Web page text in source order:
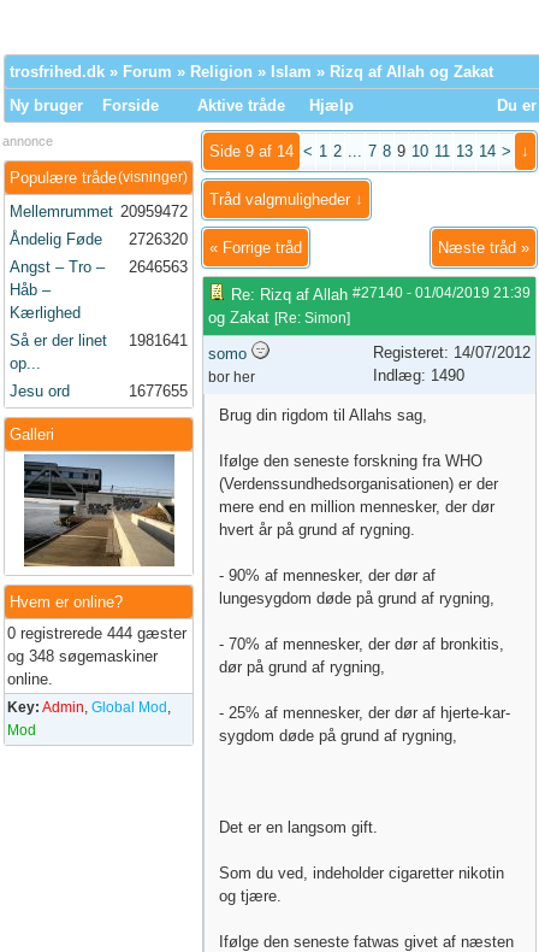
trosfrihed.dk » Forum » Religion » Islam » Rizq af Allah og Zakat
Ny bruger
Forside Aktive tråde Hjælp Du
annonce
(visninger)
Populære tråde
Mellemrummet 20959472
Åndelig Føde
2726320
Angst – Tro –
Håb –
Kærlighed
2646563
Så er der linet
op...
1981641
Jesu ord 1677655
Galleri
Hvem er online?
0 registrerede 444 gæster
og 348 søgemaskiner
online.
Key: Admin, Global Mod ,
Mod
Side 9 af 14 < 1 2 ... 7 8 9 10 11 13 14 > ↓
Tråd valgmuligheder ↓
« Forrige tråd Næste tråd »
#27140 - 01/04/2019 21:39
Re: Rizq af Allah
og Zakat [Re: Simon]
somo
bor her
Registeret: 14/07/2012
Indlæg: 1490
Brug din rigdom til Allahs sag,
Ifølge den seneste forskning fra WHO
(Verdenssundhedsorganisationen) er der
mere end en million mennesker, der dør
hvert år på grund af rygning.
- 90% af mennesker, der dør af
lungesygdom døde på grund af rygning,
- 70% af mennesker, der dør af bronkitis,
dør på grund af rygning,
- 25% af mennesker, der dør af hjerte-kar-
sygdom døde på grund af rygning,
Det er en langsom gift.
Som du ved, indeholder cigaretter nikotin
og tjære.
Ifølge den seneste fatwas givet af næsten